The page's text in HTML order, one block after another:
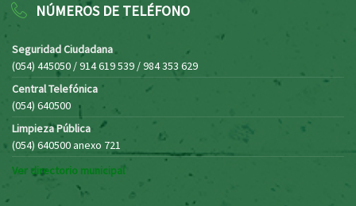
NÚMEROS DE TELÉFONO
Seguridad Ciudadana
(054) 445050 / 914 619 539 / 984 353 629
Central Telefónica
(054) 640500
Limpieza Pública
(054) 640500 anexo 721
Ver directorio municipal